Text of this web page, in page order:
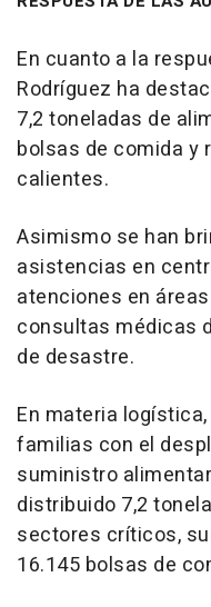
En cuanto a la
Rodríguez ha
7,2 toneladas de
bolsas de comida y
calientes.
Asimismo se han
asistencias en
atenciones en
consultas médicas
de desastre.
En materia
familias con el
suministro
distribuido 7,2
sectores críticos,
16.145 bolsas de